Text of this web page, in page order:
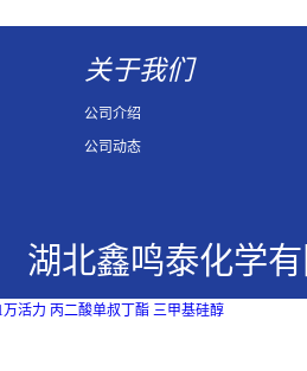
关于我们
公司介绍
公司动态
湖北鑫鸣泰化学
万活力 丙二酸单叔丁酯 三甲基硅醇